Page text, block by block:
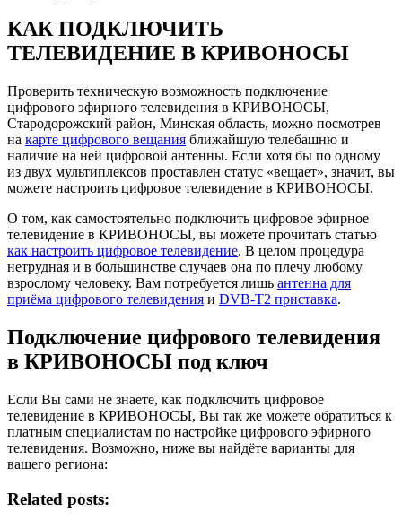
КАК ПОДКЛЮЧИТЬ
ТЕЛЕВИДЕНИЕ В КРИВОНОСЫ
Проверить техническую возможность подключение
цифрового эфирного телевидения в КРИВОНОСЫ,
Стародорожский район, Минская область, можно посмотрев
на карте цифрового вещания ближайшую телебашню и
наличие на ней цифровой антенны. Если хотя бы по одному
из двух мультиплексов проставлен статус «вещает», значит, вы
можете настроить цифровое телевидение в КРИВОНОСЫ.
О том, как самостоятельно подключить цифровое эфирное
телевидение в КРИВОНОСЫ, вы можете прочитать статью
как настроить цифровое телевидение. В целом процедура
нетрудная и в большинстве случаев она по плечу любому
взрослому человеку. Вам потребуется лишь антенна для
приёма цифрового телевидения и DVB-T2 приставка.
Подключение цифрового телевидения
в КРИВОНОСЫ под ключ
Если Вы сами не знаете, как подключить цифровое
телевидение в КРИВОНОСЫ, Вы так же можете обратиться к
платным специалистам по настройке цифрового эфирного
телевидения. Возможно, ниже вы найдёте варианты для
вашего региона:
Related posts: